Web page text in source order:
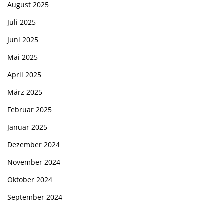
August 2025
Juli 2025
Juni 2025
Mai 2025
April 2025
März 2025
Februar 2025
Januar 2025
Dezember 2024
November 2024
Oktober 2024
September 2024